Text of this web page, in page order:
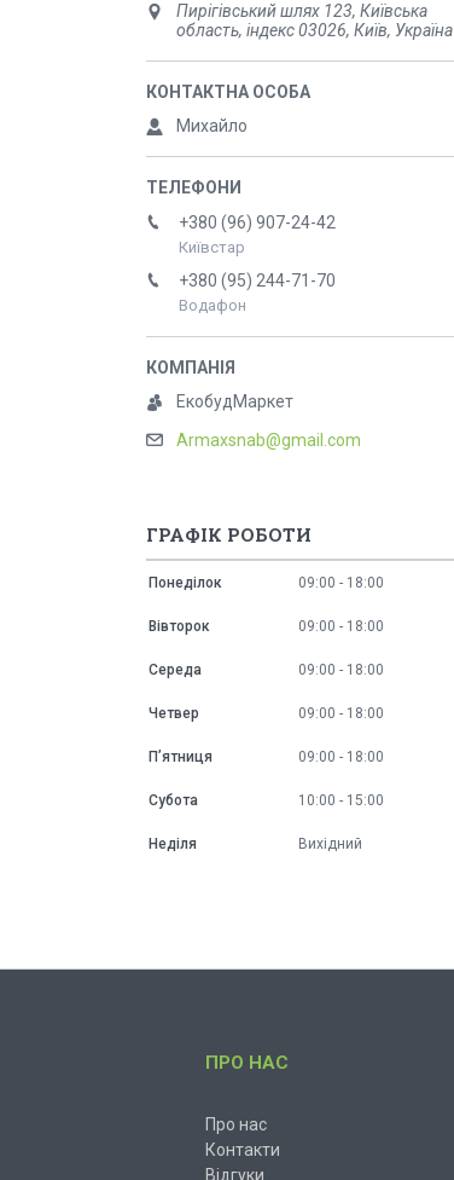
Пирігівський шлях 123, Київська
область, індекс 03026, Київ, Україна
Михайло
+380 (96) 907-24-42
Київстар
+380 (95) 244-71-70
Водафон
ЕкобудМаркет
Armaxsnab@gmail.com
ГРАФІК РОБОТИ
Понеділок 09:00 18:00
Вівторок 09:00 18:00
Середа 09:00 18:00
Четвер 09:00 18:00
Пʼятниця 09:00 18:00
Субота 10:00 15:00
Неділя Вихідний
ПРО НАС
Про нас
Контакти
Відгуки